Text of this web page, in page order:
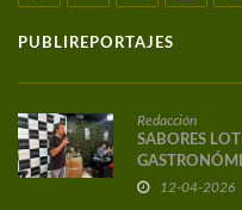
PUBLIREPORTAJES
Redacción
SABORES
DE AUTOR
12-04-2026